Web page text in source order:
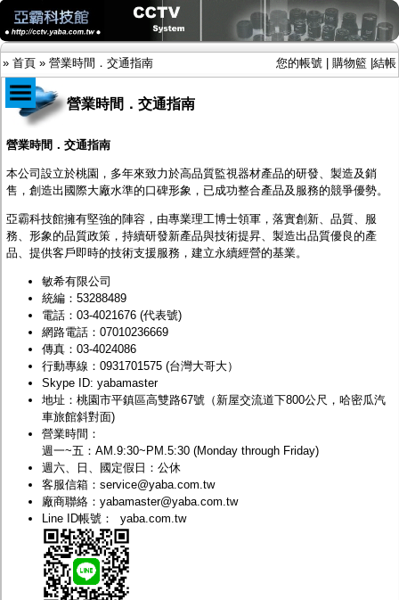
» 首頁 » 營業時間．交通指南 您的帳號 購物籃 結帳
商品目錄
限時促銷特惠專案
IP網路攝影機及錄放影機
AHD半球型(適用屋內)
AHD中小型紅外線攝影機(適用騎樓、室內外)
AHD防護罩型攝影機(適用屋外，紅外線照射
AHD特殊功能型攝影機
旋轉型攝影機.旋轉台
傳統高解析攝影機
鏡頭
投光設備
防護罩及支架
多路攝影機單軸傳輸
監聽器.麥克風
網路設備
視訊轉換設備
雙絞線傳輸器
雜訊改善器
分配放大器
網路線用水晶頭
網路線
懶人線.同軸線.花線
線頭.插座.延長線.HDMI線
集線盒.防水盒.配線盒
變壓器.避雷器
營業時間．交通指南
營業時間．交通指南
本公司設立於桃園，多年來致力於高品質監視器材產品的研發、製造及銷
售，創造出國際大廠水準的口碑形象，已成功整合產品及服務的競爭優勢。
亞霸科技館擁有堅強的陣容，由專業理工博士領軍，落實創新、品質、服
務、形象的品質政策，持續研發新產品與技術提昇、製造出品質優良的產
品、提供客戶即時的技術支援服務，建立永續經營的基業。
敏希有限公司
統編：53288489
電話： 03-4021676 (代表號)
網路電話：07010236669
傳真：03-4024086
行動專線： 0931701575 (台灣大哥大）
Skype ID: yabamaster
地址：桃園市平鎮區高雙路67號 （ 新屋交流道下800公尺 ，哈密瓜汽
車旅館斜對面)
營業時間：
週一~五：AM.9:30~PM.5:30 (Monday through Friday)
週六、日、國定假日：公休
客服信箱： service@yaba.com.tw
廠商聯絡： yabamaster@yaba.com.tw
Line ID帳號： yaba.com.tw